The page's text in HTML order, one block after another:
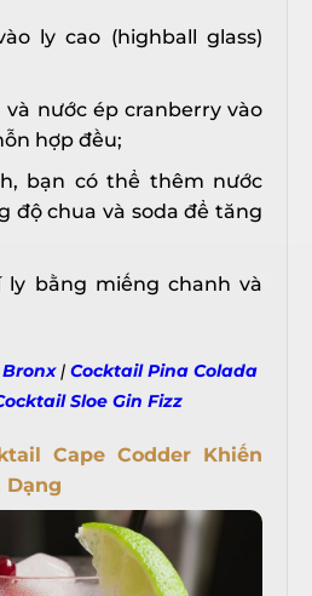
ly cao (highball glass)
và nước ép cranberry vào
hợp đều;
bạn có thể thêm nước
độ chua và soda để tăng
ly bằng miếng chanh và
| Cocktail Pina Colada
Sloe Gin Fizz
Cape Codder Khiến
Dạng